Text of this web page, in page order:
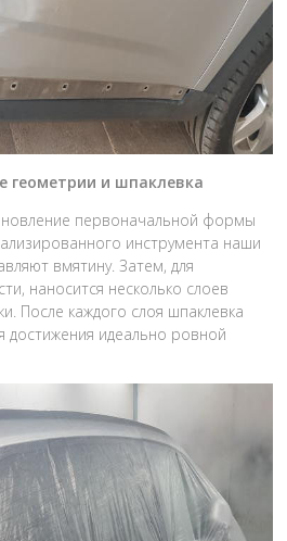
геометрии и шпаклевка
первоначальной формы
инструмента наши
вмятину. Затем, для
наносится несколько слоев
После каждого слоя шпаклевка
достижения идеально ровной